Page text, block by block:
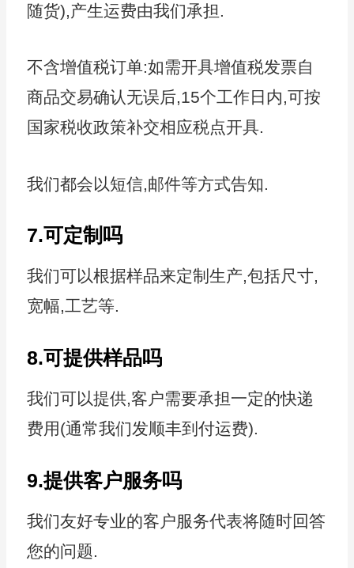
随货),产生运费由我们承担.
不含增值税订单:如需开具增值税发票自
商品交易确认无误后,15个工作日内,可按
国家税收政策补交相应税点开具.
我们都会以短信,邮件等方式告知.
7.可定制吗
我们可以根据样品来定制生产,包括尺寸,
宽幅,工艺等.
8.可提供样品吗
我们可以提供,客户需要承担一定的快递
费用(通常我们发顺丰到付运费).
9.提供客户服务吗
我们友好专业的客户服务代表将随时回答
您的问题.